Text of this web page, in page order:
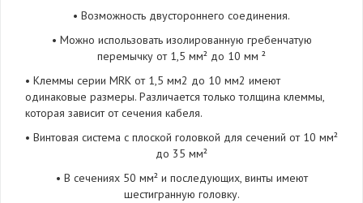
• Возможность двустороннего соединения.
• Можно использовать изолированную гребенчатую
перемычку от 1,5 мм² до 10 мм ²
• Клеммы серии MRK от 1,5 мм2 до 10 мм2 имеют
одинаковые размеры. Различается только толщина клеммы,
которая зависит от сечения кабеля.
• Винтовая система с плоской головкой для сечений от 10 мм²
до 35 мм²
• В сечениях 50 мм² и последующих, винты имеют
шестигранную головку.